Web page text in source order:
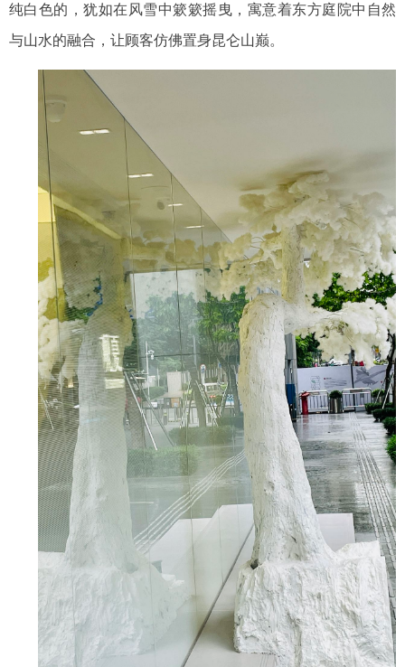
纯白色的，犹如在风雪中簌簌摇曳，寓意着东方庭院中自然
与山水的融合，让顾客仿佛置身昆仑山巅。